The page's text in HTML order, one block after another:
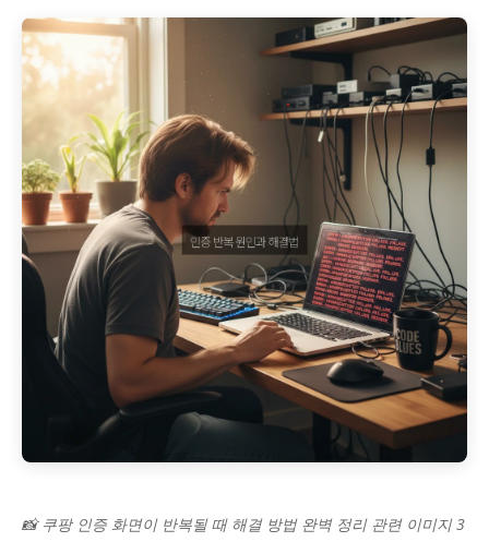
📸 쿠팡 인증 화면이 반복될 때 해결 방법 완벽 정리 관련 이미지 3